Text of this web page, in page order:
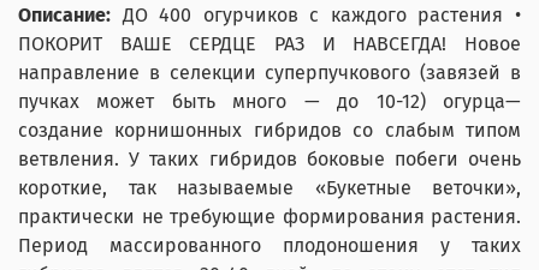
Описание: ДО 400 огурчиков с каждого растения •
ПОКОРИТ ВАШЕ СЕРДЦЕ РАЗ И НАВСЕГДА! Новое
направление в селекции суперпучкового (завязей в
пучках может быть много — до 10-12) огурца—
создание корнишонных гибридов со слабым типом
ветвления. У таких гибридов боковые побеги очень
короткие, так называемые «Букетные веточки»,
практически не требующие формирования растения.
Период массированного плодоношения у таких